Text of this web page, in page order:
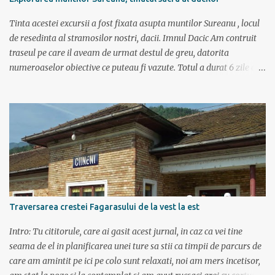
Tinta acestei excursii a fost fixata asupta muntilor Sureanu , locul
de resedinta al stramosilor nostri, dacii. Imnul Dacic Am contruit
traseul pe care il aveam de urmat destul de greu, datorita
numeroaselor obiective ce puteau fi vazute. Totul a durat 6 zile ca
plecam decat cu masina dacilor, ce-i drept restilizata si
imbunatatita, denumita acum Dacia Logan. Ne-am inarmat cu 3-4
harti si cu un plan bine documentat de vreo 15 pagini (cine il vrea
sa ridice mana sus). Am inghesuit cu greu rucsacii, corturile, sacii
de dormit si mancarea in masina.
Traversarea crestei Fagarasului de la vest la est
Intro: Tu cititorule, care ai gasit acest jurnal, in caz ca vei tine
seama de el in planificarea unei ture sa stii ca timpii de parcurs de
care am amintit pe ici pe colo sunt relaxati, noi am mers incetisor,